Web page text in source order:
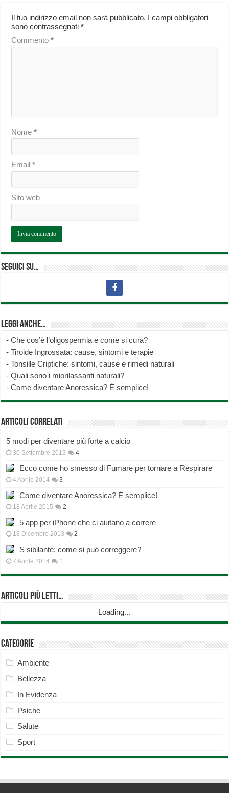
Il tuo indirizzo email non sarà pubblicato. I campi obbligatori
sono contrassegnati*
Commento*
Nome*
Email*
Sito web
Seguici su…
Leggi anche…
-Che cos’è l’oligospermia e come si cura?
-Tiroide Ingrossata: cause, sintomi e terapie
-Tonsille Criptiche: sintomi, cause e rimedi naturali
-Quali sono i miorilassanti naturali?
-Come diventare Anoressica? È semplice!
Articoli correlati
5 modi per diventare più forte a calcio
30 Settembre 2013 4
Ecco come ho smesso di Fumare per tornare a Respirare
4 Aprile 2014 3
Come diventare Anoressica? È semplice!
18 Aprile 2015 2
5 app per iPhone che ci aiutano a correre
18 Dicembre 2013 2
S sibilante: come si può correggere?
7 Aprile 2014 1
Articoli più Letti…
Loading...
Categorie
Ambiente
Bellezza
In Evidenza
Psiche
Salute
Sport